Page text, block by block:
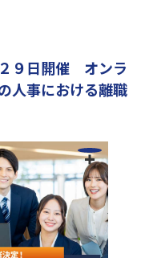
９日開催 オンラ
人事における離職